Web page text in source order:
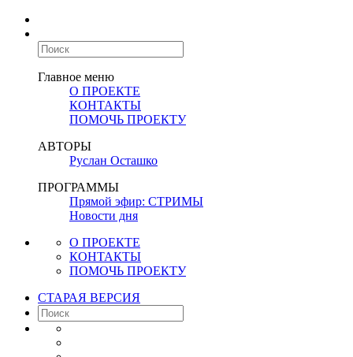
Главное меню
О ПРОЕКТЕ
КОНТАКТЫ
ПОМОЧЬ ПРОЕКТУ
АВТОРЫ
Руслан Осташко
ПРОГРАММЫ
Прямой эфир: СТРИМЫ
Новости дня
О ПРОЕКТЕ
КОНТАКТЫ
ПОМОЧЬ ПРОЕКТУ
СТАРАЯ ВЕРСИЯ